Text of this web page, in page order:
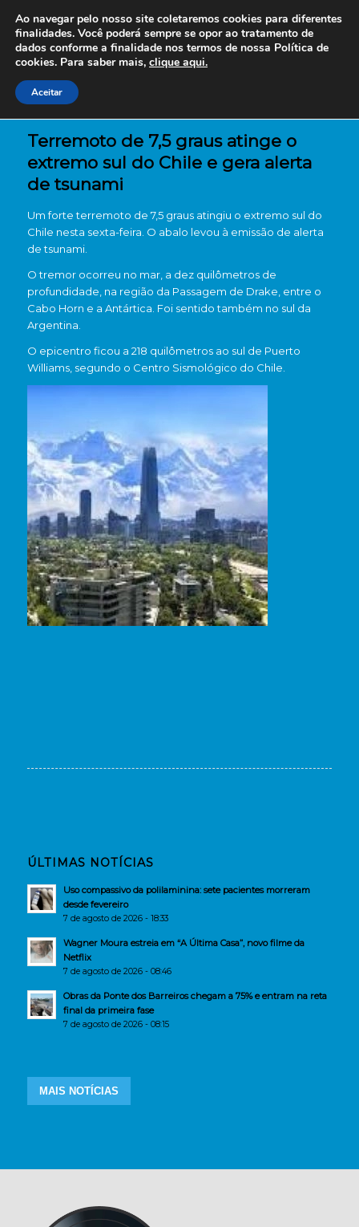
Terremoto de 7,5 graus atinge o
extremo sul do Chile e gera alerta
de tsunami
Um forte terremoto de 7,5 graus atingiu o extremo sul do
Chile nesta sexta-feira. O abalo levou à emissão de alerta
de tsunami.
O tremor ocorreu no mar, a dez quilômetros de
profundidade, na região da Passagem de Drake, entre o
Cabo Horn e a Antártica. Foi sentido também no sul da
Argentina.
O epicentro ficou a 218 quilômetros ao sul de Puerto
Williams, segundo o Centro Sismológico do Chile.
ÚLTIMAS NOTÍCIAS
Uso compassivo da polilaminina: sete pacientes morreram
desde fevereiro
7 de agosto de 2026 - 18:33
Wagner Moura estreia em “A Última Casa”, novo filme da
Netflix
7 de agosto de 2026 - 08:46
Obras da Ponte dos Barreiros chegam a 75% e entram na reta
final da primeira fase
7 de agosto de 2026 - 08:15
MAIS NOTÍCIAS
Ao navegar pelo nosso site coletaremos cookies para diferentes
finalidades. Você poderá sempre se opor ao tratamento de
dados conforme a finalidade nos termos de nossa Política de
cookies. Para saber mais, clique aqui.
Aceitar